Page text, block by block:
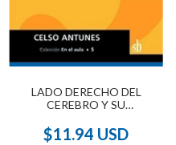
LADO DERECHO DEL
CEREBRO Y SU
EL
$11.94 USD